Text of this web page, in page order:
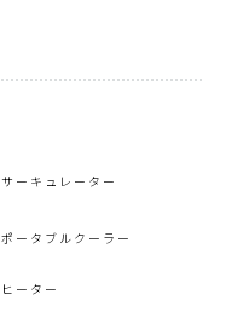
サーキュレーター
ポータブルクーラー
ヒーター